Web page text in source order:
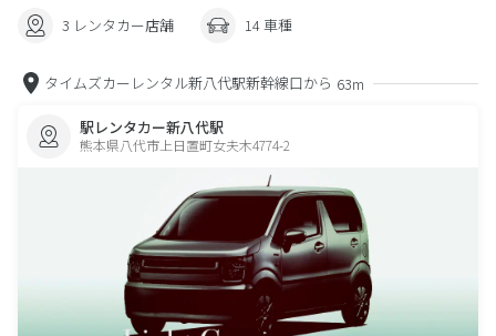
3 レンタカー店舗 14 車種
タイムズカーレンタル新八代駅新幹線口から 63m
駅レンタカー新八代駅
熊本県八代市上日置町女夫木4774-2